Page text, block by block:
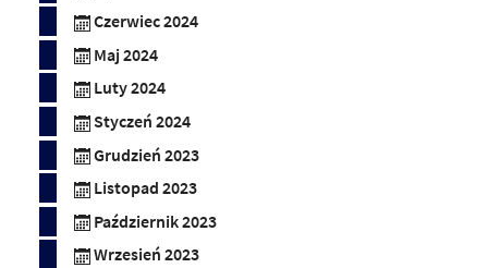
Czerwiec 2024
Maj 2024
Luty 2024
Styczeń 2024
Grudzień 2023
Listopad 2023
Październik 2023
Wrzesień 2023